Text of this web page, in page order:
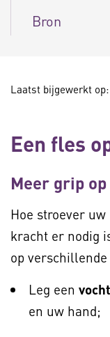
Bron
Laatst bijgewerkt
Een fles
Meer grip
Hoe stroever
kracht er nodig
op
Leg een
en uw hand;